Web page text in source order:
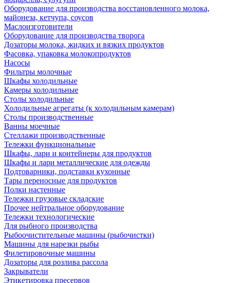
Оборудование для производства восстановленного молока,
майонеза, кетчупа, соусов
Маслоизготовители
Оборудование для производства творога
Дозаторы молока, жидких и вязких продуктов
Фасовка, упаковка молокопродуктов
Насосы
Фильтры молочные
Шкафы холодильные
Камеры холодильные
Столы холодильные
Холодильные агрегаты (к холодильным камерам)
Столы производственные
Ванны моечные
Стеллажи производственные
Тележки функциональные
Шкафы, лари и контейнеры для продуктов
Шкафы и лари металлические для одежды
Подтоварники, подставки кухонные
Тары переносные для продуктов
Полки настенные
Тележки грузовые складские
Прочее нейтральное оборудование
Тележки технологические
Для рыбного производства
Рыбоочистительные машины (рыбочистки)
Машины для нарезки рыбы
Филетировочные машины
Дозаторы для розлива рассола
Закрыватели
Этикетировка пресервов